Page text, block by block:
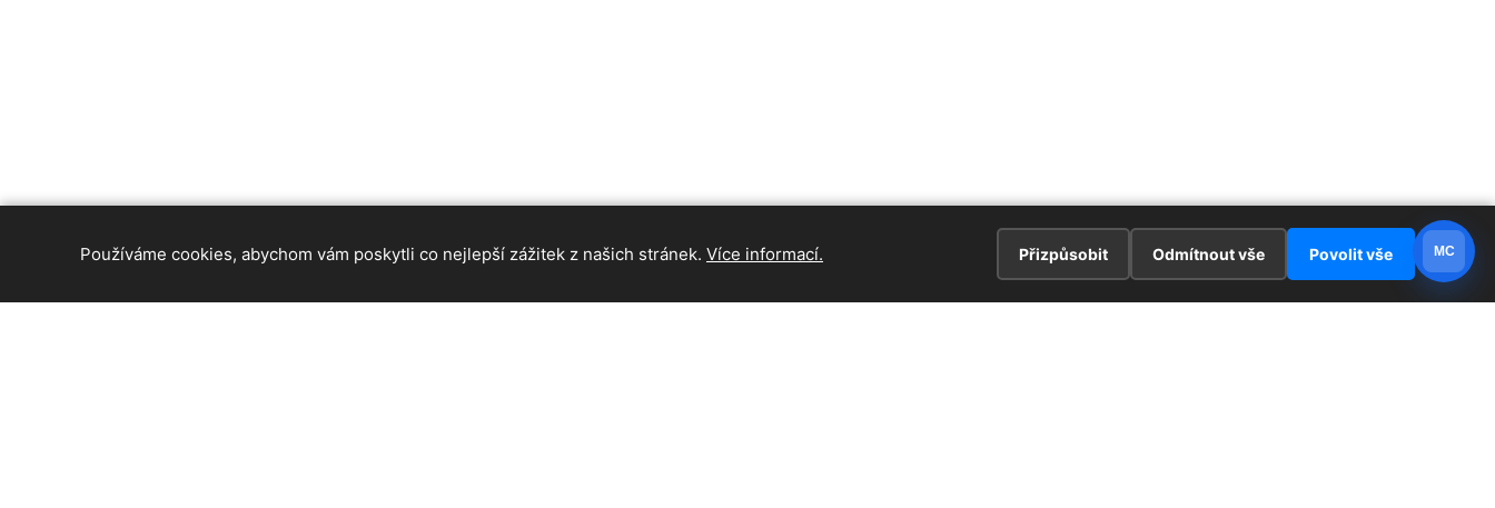
Používáme cookies, abychom vám poskytli co nejlepší zážitek z našich stránek. Více informací. Přizpůsobit Odmítnout vše Povolit vše MC